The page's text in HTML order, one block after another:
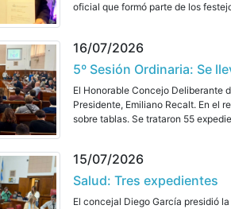
oficial que formó parte de los
16/07/2026
5º Sesión Ordinaria: Se
El Honorable Concejo Deliberante
Presidente, Emiliano Recalt. En el
sobre tablas. Se trataron 55
15/07/2026
Salud: Tres expedientes
El concejal Diego García presidió